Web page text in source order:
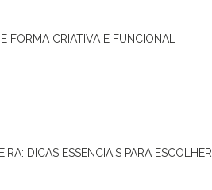
FORMA CRIATIVA E FUNCIONAL
DICAS ESSENCIAIS PARA ESCOLHER